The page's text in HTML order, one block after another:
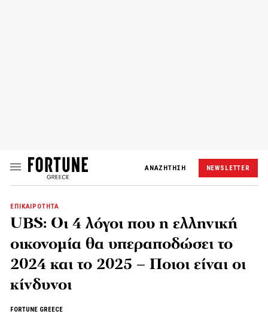
ΑΝΑΖΗΤΗΣΗ NEWSLETTER
ΕΠΙΚΑΙΡΟΤΗΤΑ
UBS: Οι 4 λόγοι που η ελληνική
οικονομία θα υπεραποδώσει το
2024 και το 2025 – Ποιοι είναι οι
κίνδυνοι
FORTUNE GREECE